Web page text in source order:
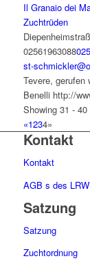
Il Granaio dei
Zuchtrüden
02561963088
st-
Tevere, gerufen
Benelli http://
Showing 31 -
«1234»
Kontakt
Kontakt
AGB s des
Satzung
Satzung
Zuchtordnung